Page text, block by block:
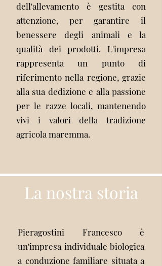
dell'allevamento è gestita con
attenzione, per garantire il
benessere degli animali e la
qualità dei prodotti. L'impresa
rappresenta un punto di
riferimento nella regione, grazie
alla sua dedizione e alla passione
per le razze locali, mantenendo
vivi i valori della tradizione
agricola maremma.
La nostra storia
Pieragostini Francesco è
un'impresa individuale biologica
a conduzione familiare situata a